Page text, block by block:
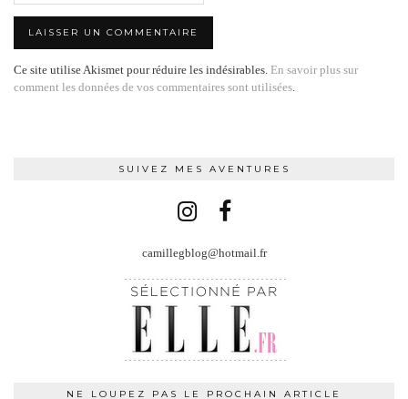
Ce site utilise Akismet pour réduire les indésirables. En savoir plus sur
comment les données de vos commentaires sont utilisées
SUIVEZ MES AVENTURES
camillegblog@hotmail.fr
NE LOUPEZ PAS LE PROCHAIN ARTICLE